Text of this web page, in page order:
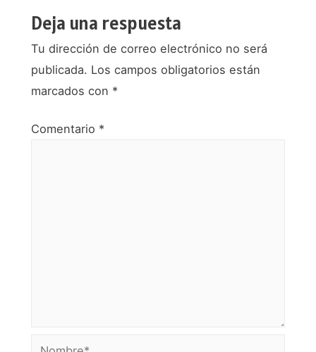
Deja una respuesta
Tu dirección de correo electrónico no será
publicada. Los campos obligatorios están
marcados con *
Comentario *
Nombre*